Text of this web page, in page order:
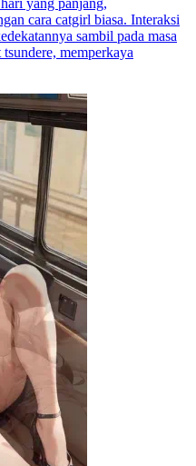
yang panjang,
cara catgirl biasa. Interaksi
sambil pada masa
memperkaya